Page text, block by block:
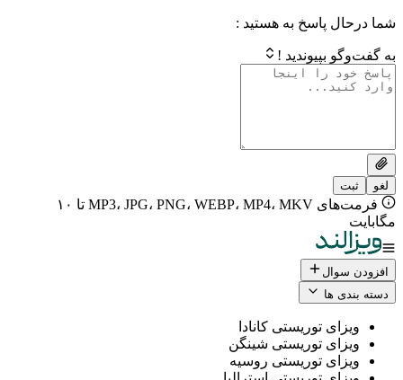
پاسخ به هستید :
!
فرمت‌های MP3، JPG، PNG، WEBP، MP4، MKV تا ۱۰
ها
توریستی کانادا
توریستی شینگن
توریستی روسیه